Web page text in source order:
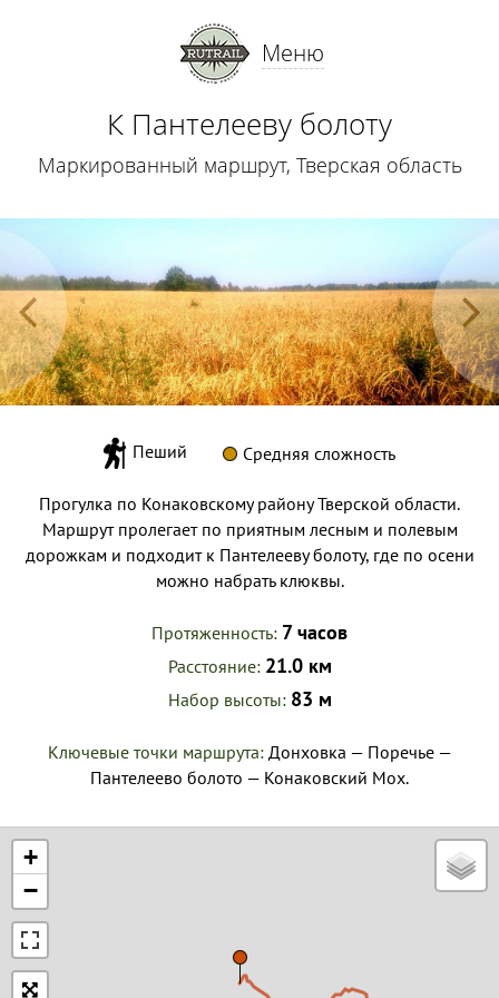
Меню
К Пантелееву болоту
Маркированный маршрут, Тверская область
Пеший Средняя сложность
Прогулка по Конаковскому району Тверской области.
Маршрут пролегает по приятным лесным и полевым
дорожкам и подходит к Пантелееву болоту, где по осени
можно набрать клюквы.
Протяженность 7 часов
Расстояние 21.0 км
Набор высоты 83 м
Ключевые точки маршрута: Донховка — Поречье —
Пантелеево болото — Конаковский Мох.
+
−